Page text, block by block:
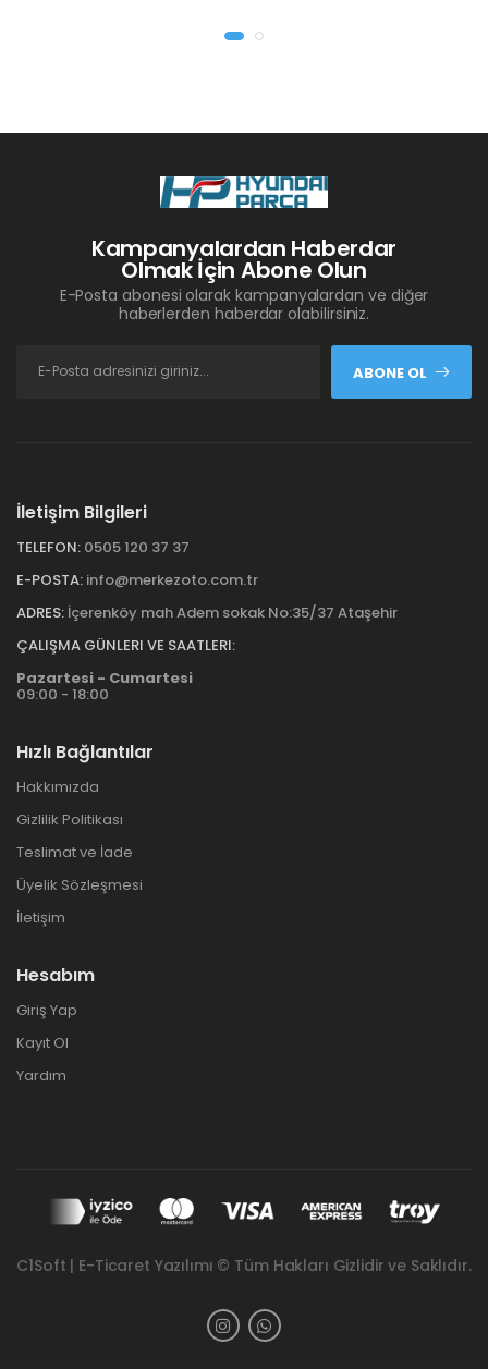
Kampanyalardan Haberdar
Olmak İçin Abone Olun
E-Posta abonesi olarak kampanyalardan ve diğer
haberlerden haberdar olabilirsiniz.
ABONE OL
İletişim Bilgileri
TELEFON: 0505 120 37 37
E-POSTA: info@merkezoto.com.tr
ADRES: İçerenköy mah Adem sokak No:35/37 Ataşehir
ÇALIŞMA GÜNLERI VE SAATLERI:
Pazartesi - Cumartesi
09:00 - 18:00
Hızlı Bağlantılar
Hakkımızda
Gizlilik Politikası
Teslimat ve İade
Üyelik Sözleşmesi
İletişim
Hesabım
Giriş Yap
Kayıt Ol
Yardım
C1Soft | E-Ticaret Yazılımı © Tüm Hakları Gizlidir ve Saklıdır.